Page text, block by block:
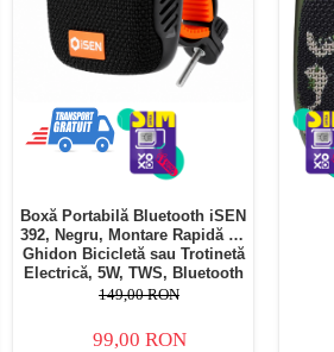
Boxă Portabilă Bluetooth iSEN
392, Negru, Montare Rapidă pe
Ghidon Bicicletă sau Trotinetă
Electrică, 5W, TWS, Bluetooth
5.3, IPX5, Sunet Stereo 360°,
149,00 RON
99,00 RON